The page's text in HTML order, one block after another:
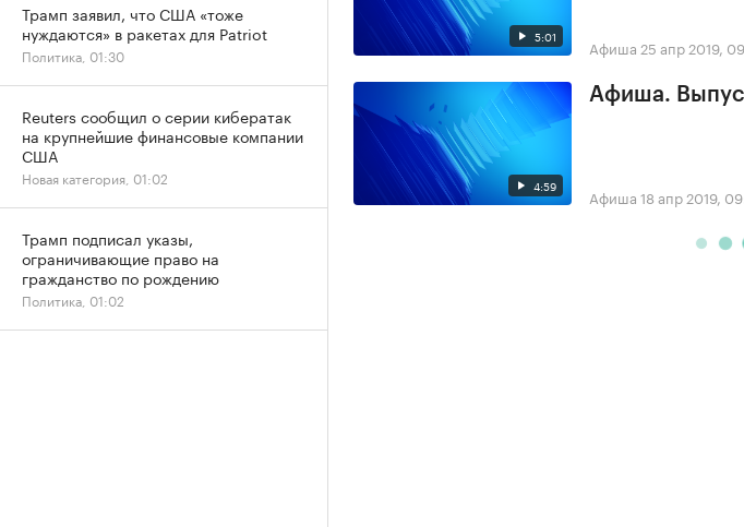
5:01 Афиша 25 апр 2019,
4:59
Афиша.
Афиша 18 апр 2019,
Трамп заявил, что США «тоже
нуждаются» в ракетах для Patriot
Политика, 01:30
Reuters сообщил о серии кибератак
на крупнейшие финансовые компании
США
Новая категория, 01:02
Трамп подписал указы,
ограничивающие право на
гражданство по рождению
Политика, 01:02